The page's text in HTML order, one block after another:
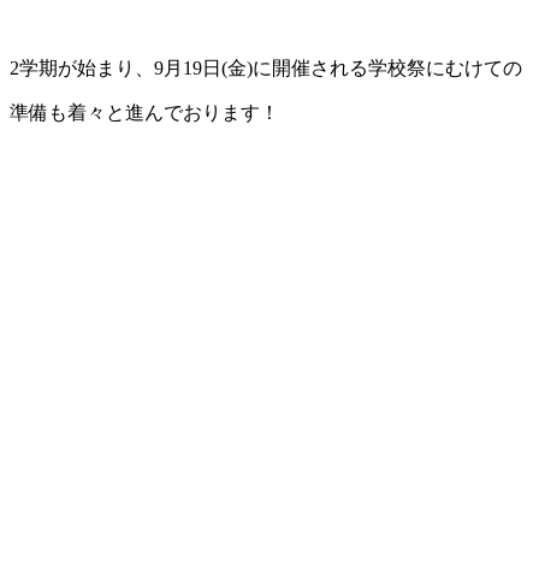
2学期が始まり、9月19日(金)に開催される学校祭にむけての
準備も着々と進んでおります！